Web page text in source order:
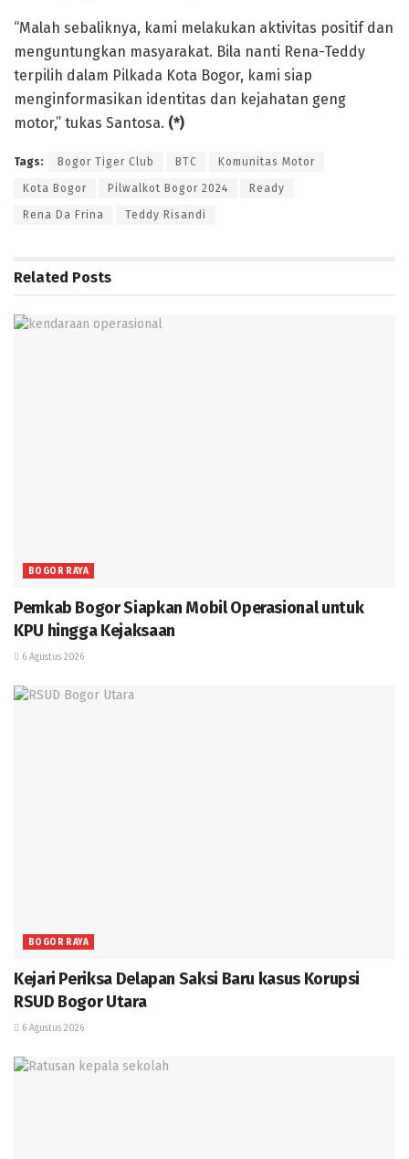
“Malah sebaliknya, kami melakukan aktivitas positif dan
menguntungkan masyarakat. Bila nanti Rena-Teddy
terpilih dalam Pilkada Kota Bogor, kami siap
menginformasikan identitas dan kejahatan geng
motor,” tukas Santosa. (*)
Tags: Bogor Tiger Club BTC Komunitas Motor
Kota Bogor Pilwalkot Bogor 2024 Ready
Rena Da Frina Teddy Risandi
Related Posts
BOGOR RAYA
Pemkab Bogor Siapkan Mobil Operasional untuk
KPU hingga Kejaksaan
6 Agustus 2026
BOGOR RAYA
Kejari Periksa Delapan Saksi Baru kasus Korupsi
RSUD Bogor Utara
6 Agustus 2026